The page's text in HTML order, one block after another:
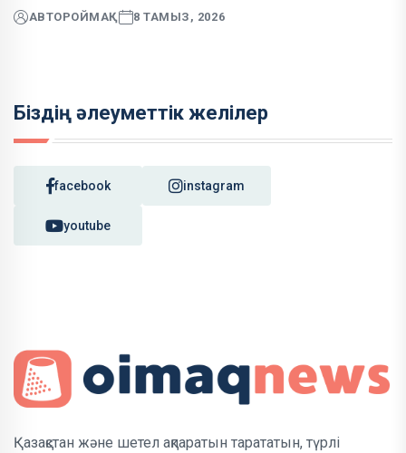
АВТОРОЙМАҚ 8 ТАМЫЗ, 2026
Біздің әлеуметтік желілер
facebook instagram
youtube
Қазақстан және шетел ақпаратын тарататын, түрлі